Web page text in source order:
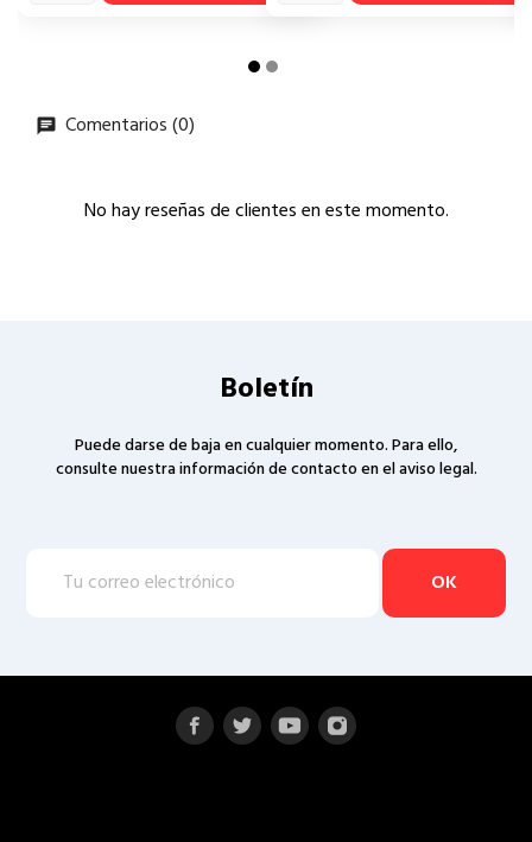
Comentarios (0)
No hay reseñas de clientes en este momento.
Boletín
Puede darse de baja en cualquier momento. Para ello,
consulte nuestra información de contacto en el aviso legal.